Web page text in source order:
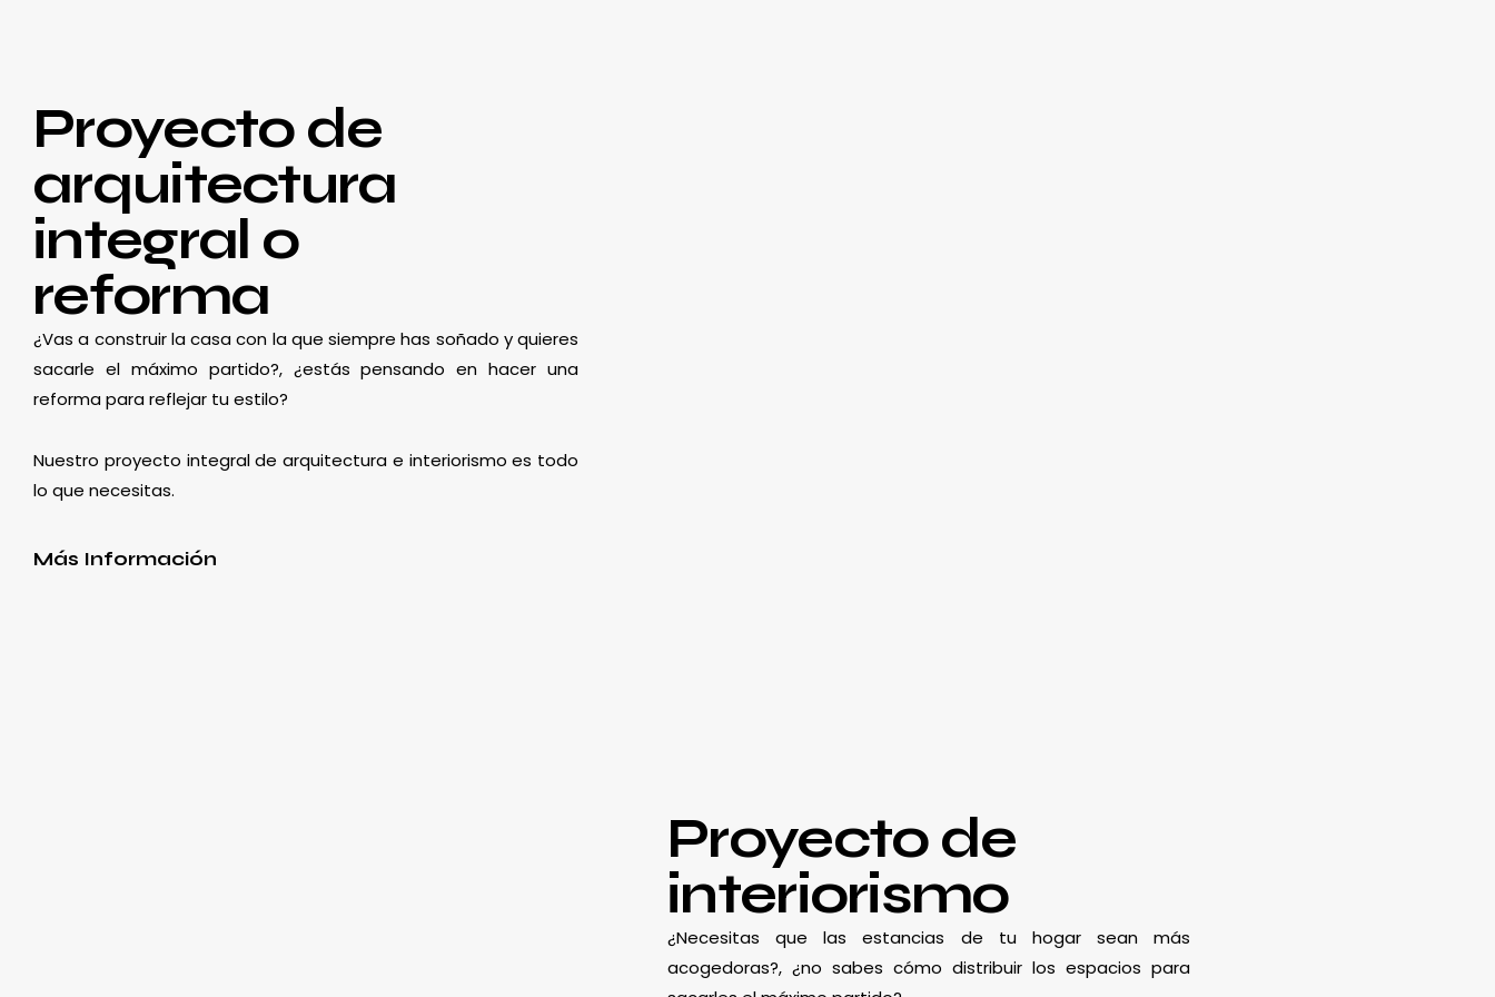
Proyecto de
arquitectura
integral o
reforma
¿Vas a construir la casa con la que siempre has soñado y quieres
sacarle el máximo partido?, ¿estás pensando en hacer una
reforma para reflejar tu estilo?
Nuestro proyecto integral de arquitectura e interiorismo es todo
lo que necesitas.
Más Información
Proyecto de
interiorismo
¿Necesitas que las estancias de tu hogar sean más
acogedoras?, ¿no sabes cómo distribuir los espacios para